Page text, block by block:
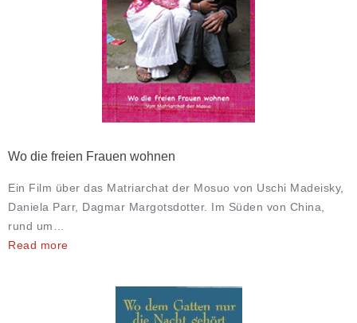
Wo die freien Frauen wohnen
Ein Film über das Matriarchat der Mosuo von Uschi Madeisky,
Daniela Parr, Dagmar Margotsdotter. Im Süden von China,
rund um…
Read more